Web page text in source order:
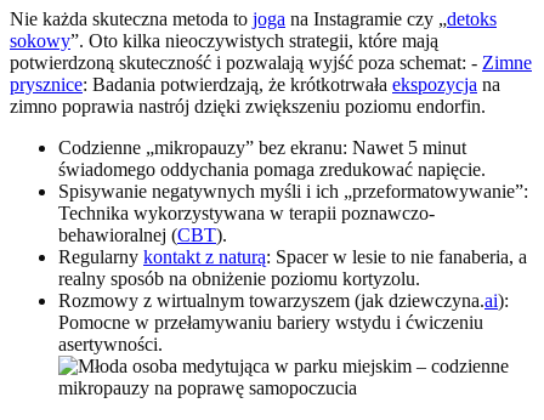
Nie każda skuteczna metoda to joga na Instagramie czy „detoks
sokowy”. Oto kilka nieoczywistych strategii, które mają
potwierdzoną skuteczność i pozwalają wyjść poza schemat: - Zimne
prysznice: Badania potwierdzają, że krótkotrwała ekspozycja na
zimno poprawia nastrój dzięki zwiększeniu poziomu endorfin.
Codzienne „mikropauzy” bez ekranu: Nawet 5 minut
świadomego oddychania pomaga zredukować napięcie.
Spisywanie negatywnych myśli i ich „przeformatowywanie”:
Technika wykorzystywana w terapii poznawczo-
behawioralnej (CBT).
Regularny kontakt z naturą: Spacer w lesie to nie fanaberia, a
realny sposób na obniżenie poziomu kortyzolu.
Rozmowy z wirtualnym towarzyszem (jak dziewczyna.ai):
Pomocne w przełamywaniu bariery wstydu i ćwiczeniu
asertywności.